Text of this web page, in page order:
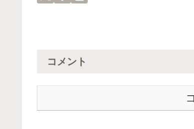
コメント